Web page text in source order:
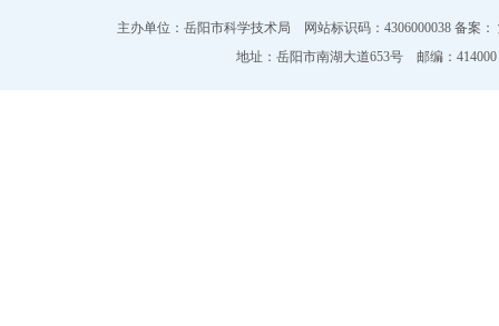
主办单位：岳阳市科学技术局 网站标识码：4306000038 备案：
地址：岳阳市南湖大道653号 邮编：